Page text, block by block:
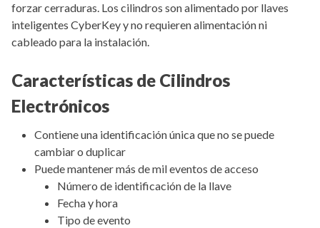
forzar cerraduras. Los cilindros son alimentado por llaves
inteligentes CyberKey y no requieren alimentación ni
cableado para la instalación.
Características de Cilindros
Electrónicos
Contiene una identificación única que no se puede
cambiar o duplicar
Puede mantener más de mil eventos de acceso
Número de identificación de la llave
Fecha y hora
Tipo de evento